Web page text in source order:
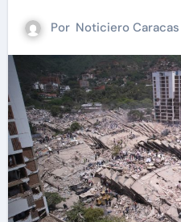
Por Noticiero Caracas